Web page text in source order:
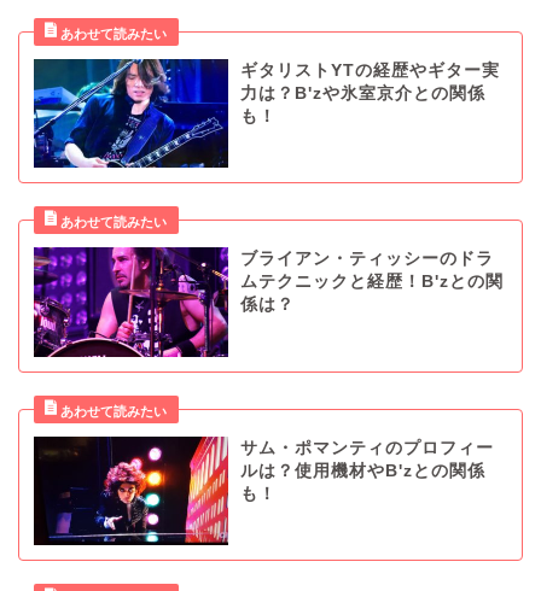
ギタリストYTの経歴やギター実
力は？B'zや氷室京介との関係
も！
ブライアン・ティッシーのドラ
ムテクニックと経歴！B'zとの関
係は？
サム・ポマンティのプロフィー
ルは？使用機材やB'zとの関係
も！